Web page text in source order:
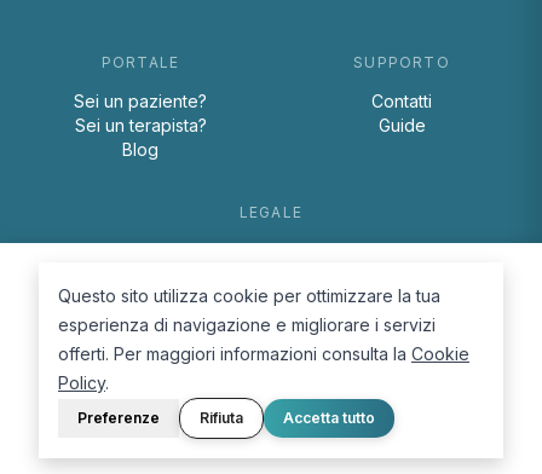
PORTALE
Sei un paziente?
Sei un terapista?
Blog
SUPPORTO
Contatti
Guide
LEGALE
Cookie Policy
© 2026 D.Lab S.r.l. — InBuoneMani
Questo sito utilizza cookie per ottimizzare la tua
esperienza di navigazione e migliorare i servizi
offerti. Per maggiori informazioni consulta la Cookie
Policy.
Preferenze Rifiuta Accetta tutto